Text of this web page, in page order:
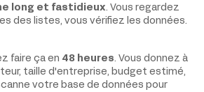
long et fastidieux. Vous regardez
des listes, vous vérifiez les données.
faire ça en 48 heures. Vous donnez à
taille d'entreprise, budget estimé,
votre base de données pour